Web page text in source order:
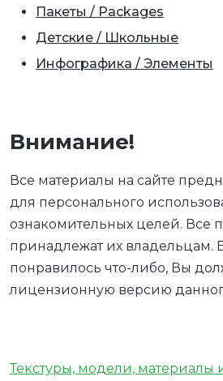
Пакеты / Packages
Детские / Школьные
Инфографика / Элементы
Внимание!
Все материалы на сайте
для персонального
ознакомительных целей. Все
принадлежат их владельцам.
понравилось что-либо, Вы
лицензионную версию
Текстуры, модели, материалы